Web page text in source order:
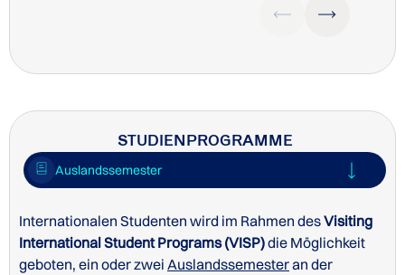
STUDIENPROGRAMME
Auslandssemester
Post Baccalaureate Diploma
Internationalen Studenten wird im Rahmen desVisiting
International Student Programs (VISP)die Möglichkeit
geboten, ein oder zwei Auslandssemesteran der